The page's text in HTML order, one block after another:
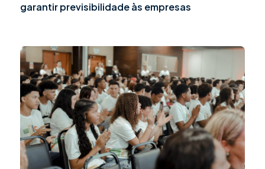
garantir previsibilidade às empresas